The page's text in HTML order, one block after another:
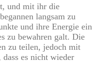
und mit ihr die
langsam zu
und ihre Energie ein
zu bewahren galt. Die
zu teilen, jedoch mit
es nicht wieder